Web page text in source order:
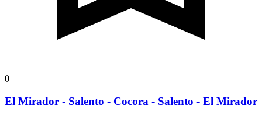
0
El Mirador - Salento - Cocora - Salento - El Mirador